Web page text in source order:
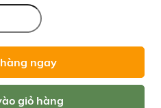
ngay
giỏ hàng